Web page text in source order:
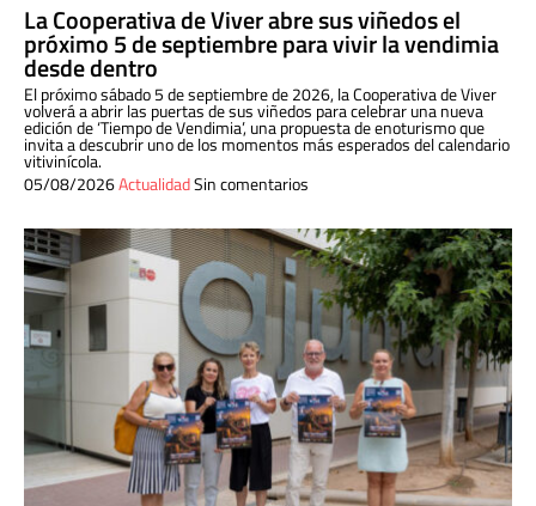
La Cooperativa de Viver abre sus viñedos el
próximo 5 de septiembre para vivir la vendimia
desde dentro
El próximo sábado 5 de septiembre de 2026, la Cooperativa de Viver
volverá a abrir las puertas de sus viñedos para celebrar una nueva
edición de ‘Tiempo de Vendimia’, una propuesta de enoturismo que
invita a descubrir uno de los momentos más esperados del calendario
vitivinícola.
05/08/2026ActualidadSin comentarios